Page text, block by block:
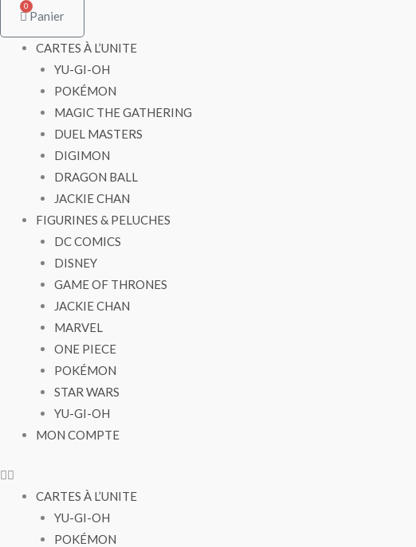
0
Panier
CARTES À L’UNITE
YU-GI-OH
POKÉMON
MAGIC THE GATHERING
DUEL MASTERS
DIGIMON
DRAGON BALL
JACKIE CHAN
FIGURINES & PELUCHES
DC COMICS
DISNEY
GAME OF THRONES
JACKIE CHAN
MARVEL
ONE PIECE
POKÉMON
STAR WARS
YU-GI-OH
MON COMPTE
CARTES À L’UNITE
YU-GI-OH
POKÉMON